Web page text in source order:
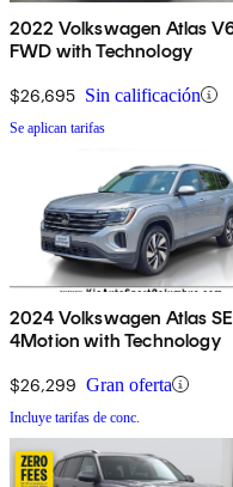
2022 Volkswagen Atlas
FWD with Technology
$26,695 Sin calificación
Se aplican tarifas
2024 Volkswagen Atlas SE
4Motion with Technology
$26,299 Gran oferta
Incluye tarifas de conc.